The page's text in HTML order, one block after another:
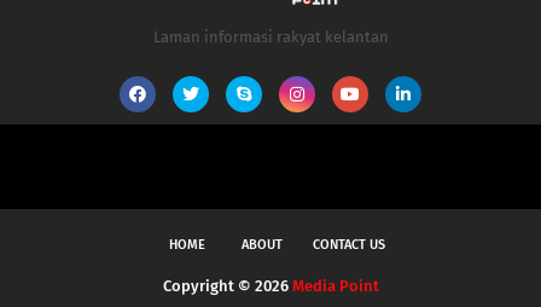
Laman informasi rakyat kelantan
HOME ABOUT CONTACT US
Copyright © 2026 Media Point